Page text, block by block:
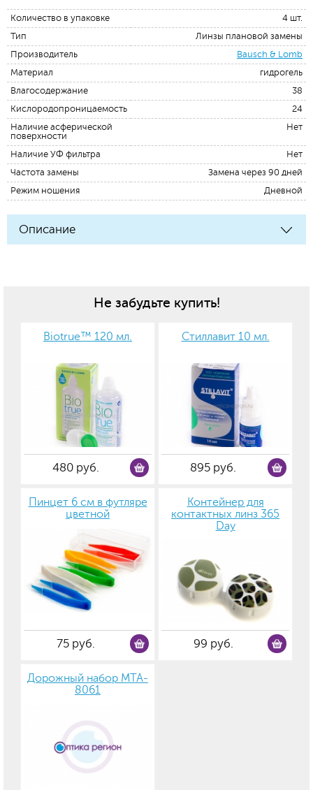
Количество в упаковке
4 шт.
Тип
Линзы плановой замены
Производитель
Bausch & Lomb
Материал
гидрогель
Влагосодержание
38
Кислородопроницаемость
24
Наличие асферической
поверхности
Нет
Наличие УФ фильтра
Нет
Частота замены
Замена через 90 дней
Режим ношения
Дневной
Описание
Не забудьте купить!
Biotrue™ 120 мл.
480 руб.
Стиллавит 10 мл.
895 руб.
Пинцет 6 см в футляре
цветной
75 руб.
Контейнер для
контактных линз 365
Day
99 руб.
Дорожный набор MTA-
8061